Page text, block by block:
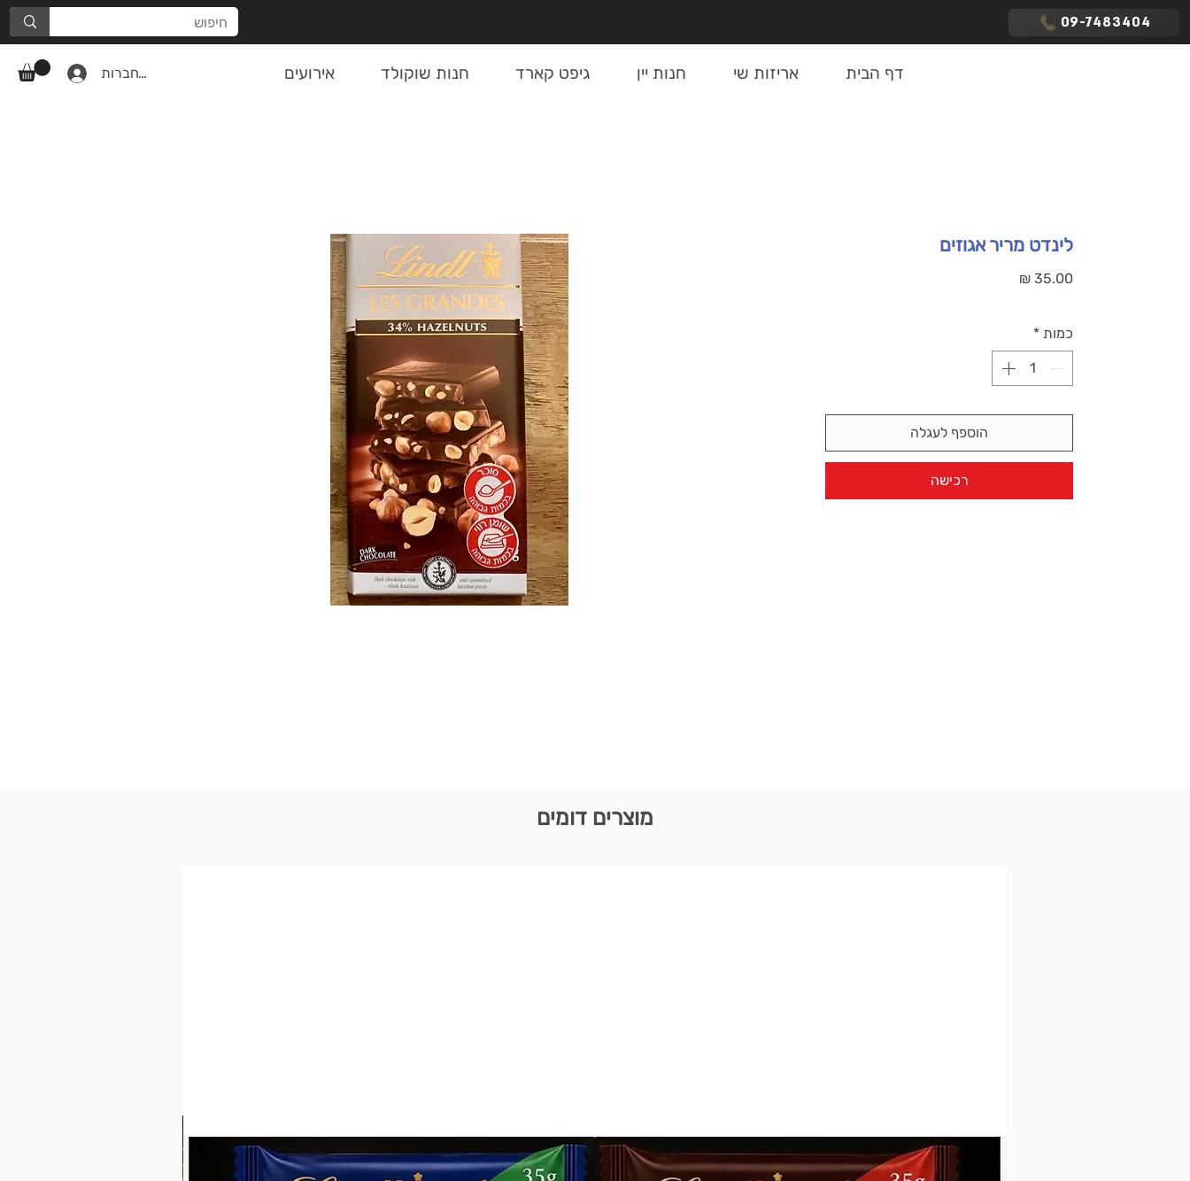
להתחברות דף הבית אריזות שי חנות יין גיפט קארד חנות שוקולד אירועים
09-7483404
לינדט מריר אגוזים
כמות *
הוספף לעגלה
רכישה
מוצרים דומים